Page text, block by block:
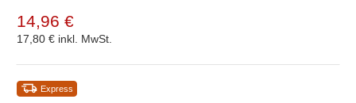
14,96 €
17,80 € inkl. MwSt.
Express